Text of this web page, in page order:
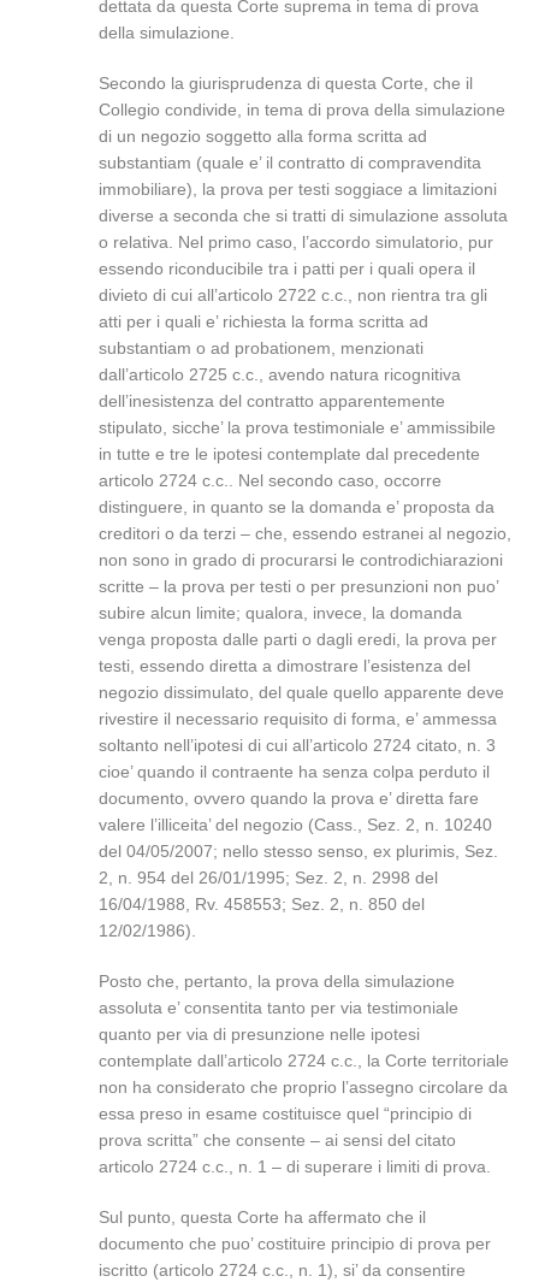
dettata da questa Corte suprema in tema di prova
della simulazione.
Secondo la giurisprudenza di questa Corte, che il
Collegio condivide, in tema di prova della simulazione
di un negozio soggetto alla forma scritta ad
substantiam (quale e’ il contratto di compravendita
immobiliare), la prova per testi soggiace a limitazioni
diverse a seconda che si tratti di simulazione assoluta
o relativa. Nel primo caso, l’accordo simulatorio, pur
essendo riconducibile tra i patti per i quali opera il
divieto di cui all’articolo 2722 c.c., non rientra tra gli
atti per i quali e’ richiesta la forma scritta ad
substantiam o ad probationem, menzionati
dall’articolo 2725 c.c., avendo natura ricognitiva
dell’inesistenza del contratto apparentemente
stipulato, sicche’ la prova testimoniale e’ ammissibile
in tutte e tre le ipotesi contemplate dal precedente
articolo 2724 c.c.. Nel secondo caso, occorre
distinguere, in quanto se la domanda e’ proposta da
creditori o da terzi – che, essendo estranei al negozio,
non sono in grado di procurarsi le controdichiarazioni
scritte – la prova per testi o per presunzioni non puo’
subire alcun limite; qualora, invece, la domanda
venga proposta dalle parti o dagli eredi, la prova per
testi, essendo diretta a dimostrare l’esistenza del
negozio dissimulato, del quale quello apparente deve
rivestire il necessario requisito di forma, e’ ammessa
soltanto nell’ipotesi di cui all’articolo 2724 citato, n. 3
cioe’ quando il contraente ha senza colpa perduto il
documento, ovvero quando la prova e’ diretta fare
valere l’illiceita’ del negozio (Cass., Sez. 2, n. 10240
del 04/05/2007; nello stesso senso, ex plurimis, Sez.
2, n. 954 del 26/01/1995; Sez. 2, n. 2998 del
16/04/1988, Rv. 458553; Sez. 2, n. 850 del
12/02/1986).
Posto che, pertanto, la prova della simulazione
assoluta e’ consentita tanto per via testimoniale
quanto per via di presunzione nelle ipotesi
contemplate dall’articolo 2724 c.c., la Corte territoriale
non ha considerato che proprio l’assegno circolare da
essa preso in esame costituisce quel “principio di
prova scritta” che consente – ai sensi del citato
articolo 2724 c.c., n. 1 – di superare i limiti di prova.
Sul punto, questa Corte ha affermato che il
documento che puo’ costituire principio di prova per
iscritto (articolo 2724 c.c., n. 1), si’ da consentire